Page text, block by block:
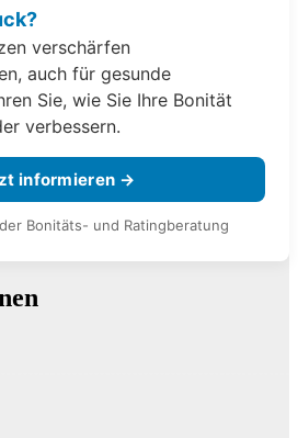
verschärfen
auch für gesunde
Sie, wie Sie Ihre Bonität
verbessern.
informieren →
Bonitäts- und Ratingberatung